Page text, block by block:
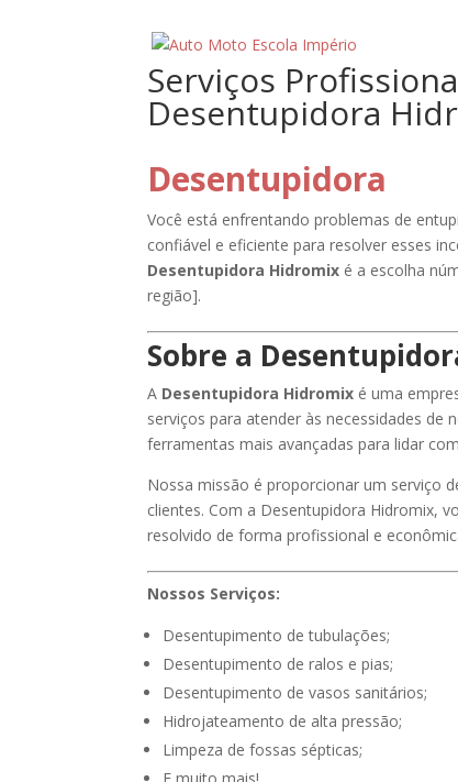
Serviços
Desentupidora
Desentupidora
Você está enfrentando problemas de
confiável e eficiente para resolver esses
Desentupidora Hidromix é a escolha
região].
Sobre a
A Desentupidora Hidromix é uma
serviços para atender às necessidades de
ferramentas mais avançadas para lidar
Nossa missão é proporcionar um serviço
clientes. Com a Desentupidora Hidromix,
resolvido de forma profissional e
Nossos Serviços:
Desentupimento de tubulações;
Desentupimento de ralos e pias;
Desentupimento de vasos sanitários;
Hidrojateamento de alta pressão;
Limpeza de fossas sépticas;